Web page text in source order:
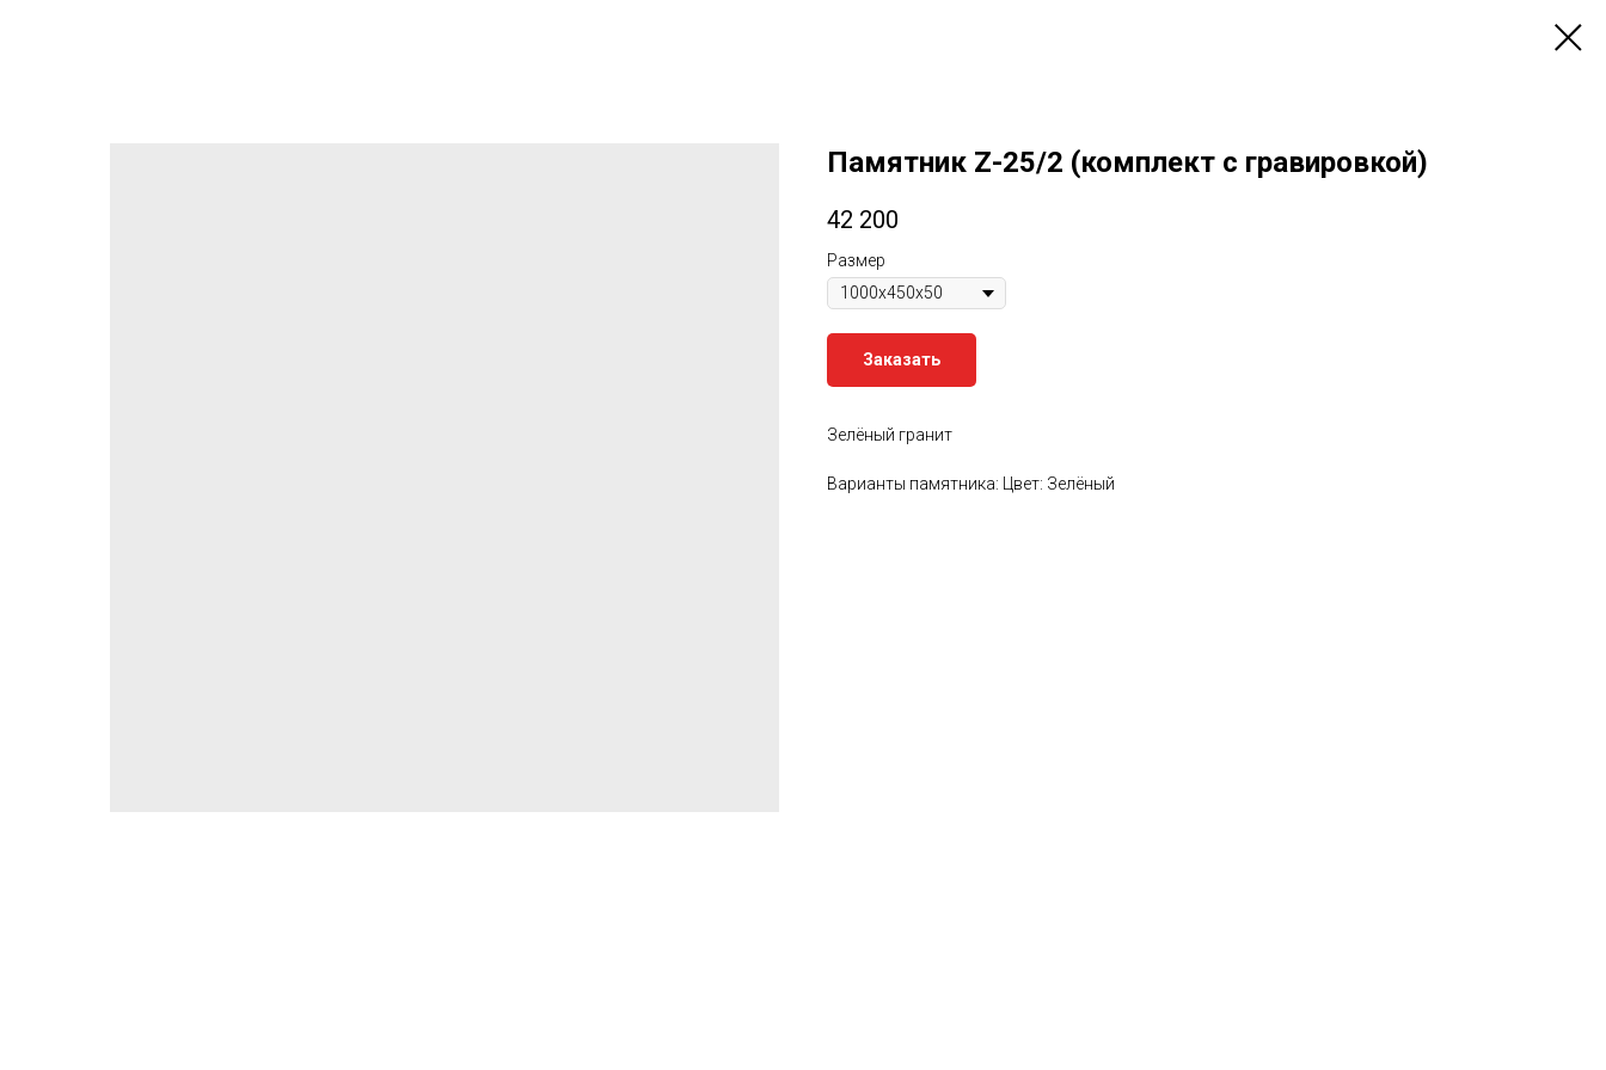
Памятник Z-25/2 (комплект с гравировкой)
42 200
Размер
Заказать
Зелёный гранит
Варианты памятника: Цвет: Зелёный